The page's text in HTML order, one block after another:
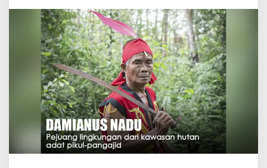
a
b
u
p
a
t
e
n
B
e
n
g
k
a